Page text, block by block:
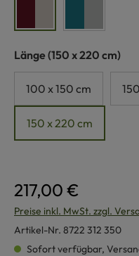
Länge auswählen
(150 x 220 cm)
100 x 150 cm
150 x 220 cm
217,00 €
Preise inkl. MwSt. zzgl.
Artikel-Nr. 8722 312 350
Sofort verfügbar,